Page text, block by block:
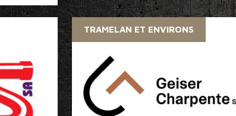
TRAMELAN ET ENVIRONS